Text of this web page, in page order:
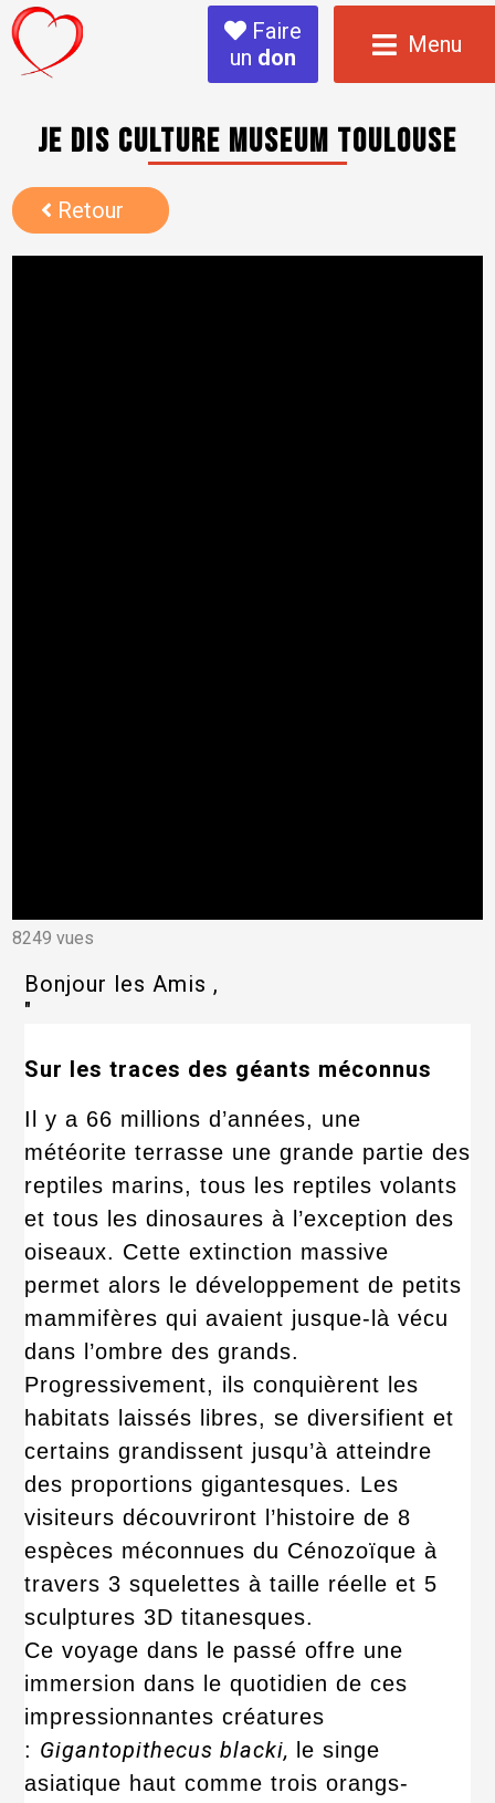
Faire
un don Menu
je dis culture Museum Toulouse
Retour
8249 vues
Bonjour les Amis ,
"
Sur les traces des géants méconnus
Il y a 66 millions d’années, une
météorite terrasse une grande partie des
reptiles marins, tous les reptiles volants
et tous les dinosaures à l’exception des
oiseaux. Cette extinction massive
permet alors le développement de petits
mammifères qui avaient jusque-là vécu
dans l’ombre des grands.
Progressivement, ils conquièrent les
habitats laissés libres, se diversifient et
certains grandissent jusqu’à atteindre
des proportions gigantesques. Les
visiteurs découvriront l’histoire de 8
espèces méconnues du Cénozoïque à
travers 3 squelettes à taille réelle et 5
sculptures 3D titanesques.
Ce voyage dans le passé offre une
immersion dans le quotidien de ces
impressionnantes créatures
: Gigantopithecus blacki, le singe
asiatique haut comme trois orangs-